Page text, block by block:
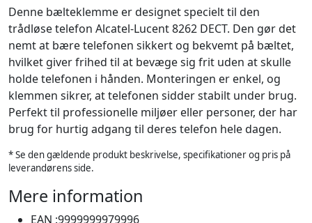
Denne bælteklemme er designet specielt til den
trådløse telefon Alcatel-Lucent 8262 DECT. Den gør det
nemt at bære telefonen sikkert og bekvemt på bæltet,
hvilket giver frihed til at bevæge sig frit uden at skulle
holde telefonen i hånden. Monteringen er enkel, og
klemmen sikrer, at telefonen sidder stabilt under brug.
Perfekt til professionelle miljøer eller personer, der har
brug for hurtig adgang til deres telefon hele dagen.
* Se den gældende produkt beskrivelse, specifikationer og pris på
leverandørens side.
Mere information
EAN :9999999979996